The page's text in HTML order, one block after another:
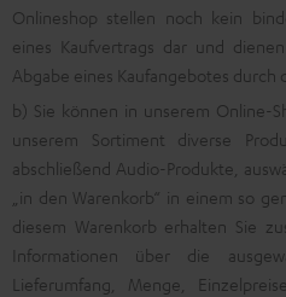
Onlineshop stellen noch kein
eines Kaufvertrags dar und
Abgabe eines Kaufangebotes durch
b) Sie können in unserem Online-
unserem Sortiment diverse
abschließend Audio-Produkte,
„in den Warenkorb“ in einem so
diesem Warenkorb erhalten Sie
Informationen über die
Lieferumfang, Menge,